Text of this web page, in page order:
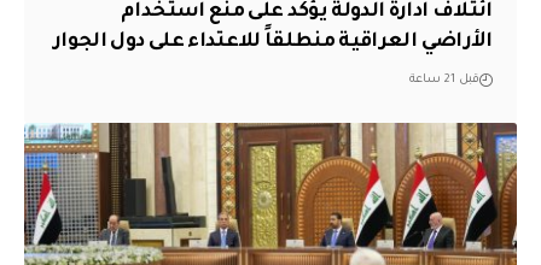
ائتلاف ادارة الدولة يؤكد على منع استخدام
الأراضي العراقية منطلقاً للاعتداء على دول الجوار
قبل 21 ساعة